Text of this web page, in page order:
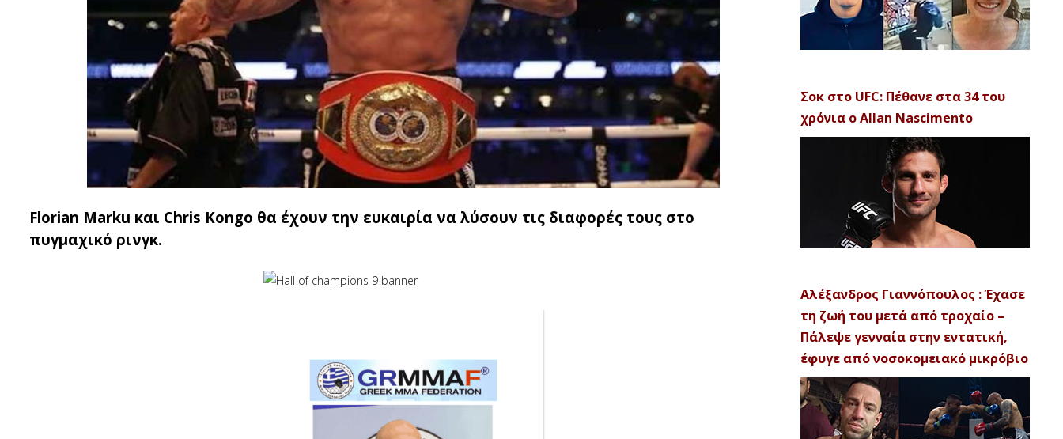
Florian Marku και Chris Kongo θα έχουν την ευκαιρία να λύσουν τις διαφορές τους στο
πυγμαχικό ρινγκ.
Σοκ στο UFC: Πέθανε στα 34 του
χρόνια ο Allan Nascimento
Αλέξανδρος Γιαννόπουλος : Έχασε
τη ζωή του μετά από τροχαίο –
Πάλεψε γενναία στην εντατική,
έφυγε από νοσοκομειακό μικρόβιο